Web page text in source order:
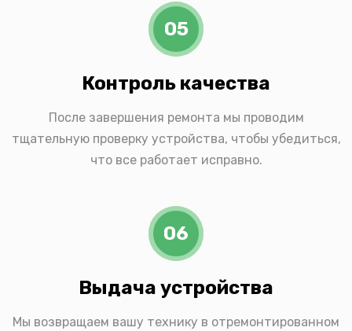
05
Контроль качества
После завершения ремонта мы проводим
тщательную проверку устройства, чтобы убедиться,
что все работает исправно.
06
Выдача устройства
Мы возвращаем вашу технику в отремонтированном